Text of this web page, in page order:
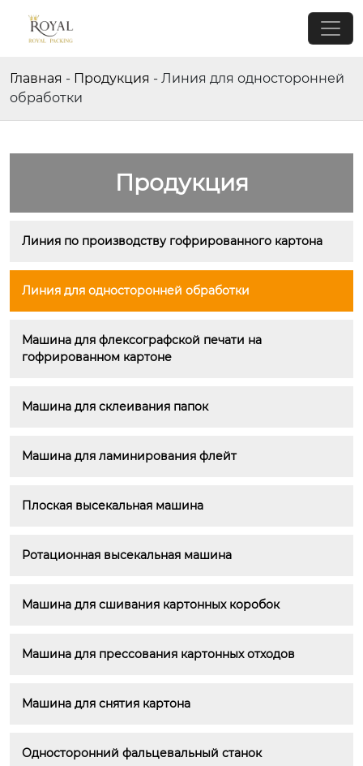
Главная - Продукция - Линия для односторонней
обработки
Продукция
Линия по производству гофрированного картона
Линия для односторонней обработки
Машина для флексографской печати на
гофрированном картоне
Машина для склеивания папок
Машина для ламинирования флейт
Плоская высекальная машина
Ротационная высекальная машина
Машина для сшивания картонных коробок
Машина для прессования картонных отходов
Машина для снятия картона
Односторонний фальцевальный станок